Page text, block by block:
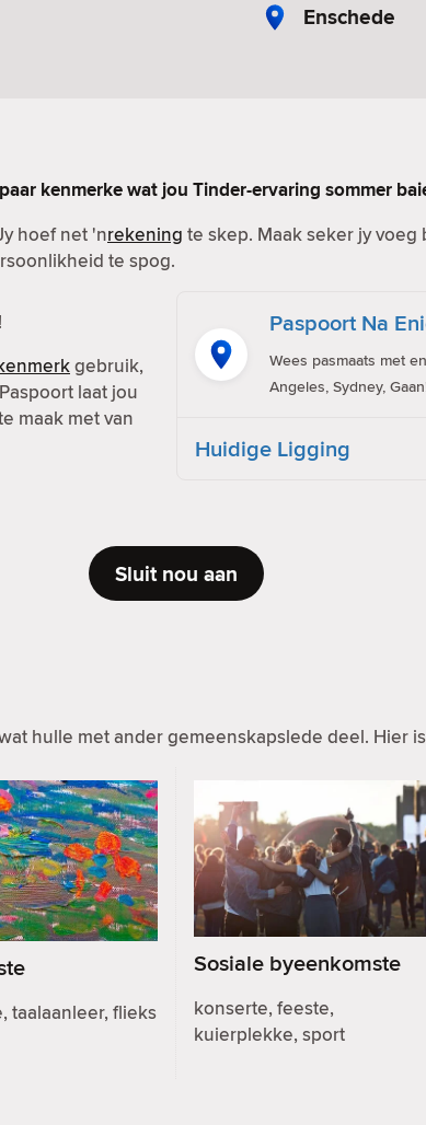
Enschede
kenmerke wat jou Tinder-ervaring sommer
hoef net 'nrekening te skep. Maak seker jy
te spog.
!
gebruik,
laat jou
maak met van
Paspoort Na
Wees pasmaats met
Angeles, Sydney,
Huidige Ligging
Sluit nou aan
hulle met ander gemeenskapslede deel. Hier
taalaanleer, flieks
Sosiale byeenkomste
konserte, feeste,
kuierplekke, sport